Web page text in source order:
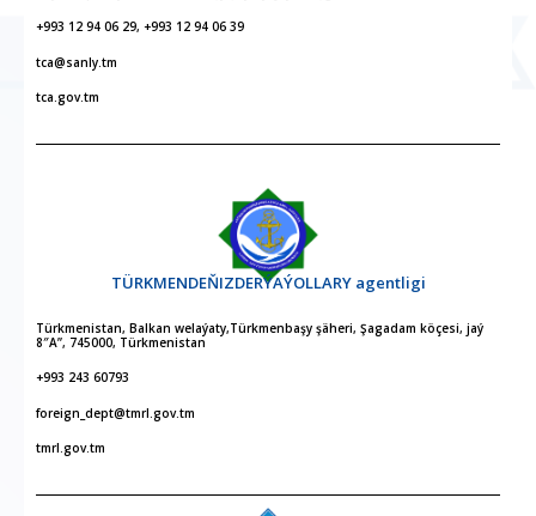
+993 12 94 06 29, +993 12 94 06 39
tca@sanly.tm
tca.gov.tm
TÜRKMENDEŇIZDERÝAÝOLLARY agentligi
Türkmenistan, Balkan welaýaty,Türkmenbaşy şäheri, Şagadam köçesi, jaý
8″A”, 745000, Türkmenistan
+993 243 60793
foreign_dept@tmrl.gov.tm
tmrl.gov.tm